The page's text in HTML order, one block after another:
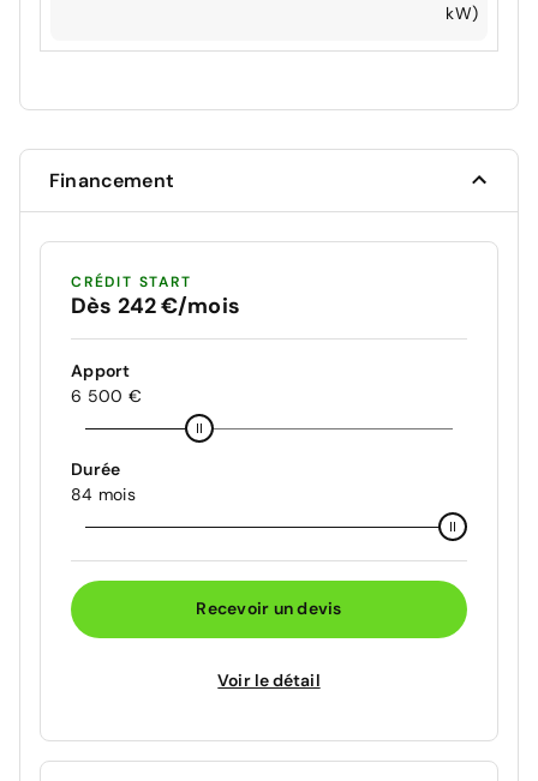
kW)
Financement
CRÉDIT START
Dès 242 €/mois
Apport
6 500 €
Durée
84 mois
Recevoir un devis
Voir le détail